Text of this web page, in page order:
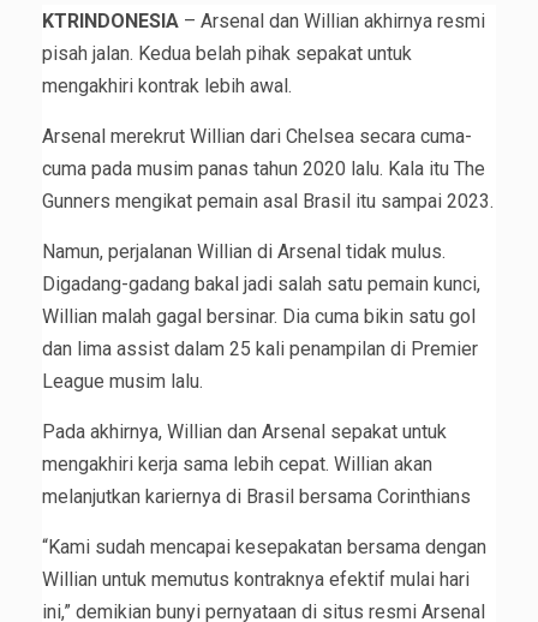
KTRINDONESIA – Arsenal dan Willian akhirnya resmi
pisah jalan. Kedua belah pihak sepakat untuk
mengakhiri kontrak lebih awal.
Arsenal merekrut Willian dari Chelsea secara cuma-
cuma pada musim panas tahun 2020 lalu. Kala itu The
Gunners mengikat pemain asal Brasil itu sampai 2023.
Namun, perjalanan Willian di Arsenal tidak mulus.
Digadang-gadang bakal jadi salah satu pemain kunci,
Willian malah gagal bersinar. Dia cuma bikin satu gol
dan lima assist dalam 25 kali penampilan di Premier
League musim lalu.
Pada akhirnya, Willian dan Arsenal sepakat untuk
mengakhiri kerja sama lebih cepat. Willian akan
melanjutkan kariernya di Brasil bersama Corinthians
“Kami sudah mencapai kesepakatan bersama dengan
Willian untuk memutus kontraknya efektif mulai hari
ini,” demikian bunyi pernyataan di situs resmi Arsenal